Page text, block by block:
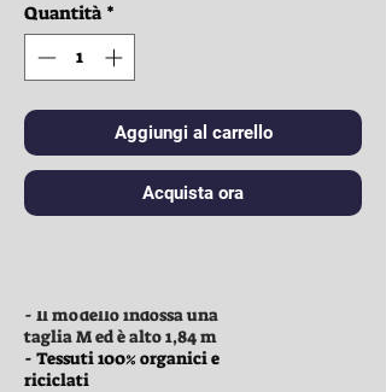
- Il modello indossa una
taglia M ed è alto 1,84 m
- Tessuti 100% organici e
riciclati
Quantità *
Aggiungi al carrello
Acquista ora